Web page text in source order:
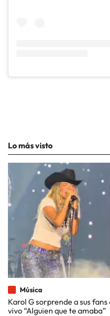
Lo más visto
Música
Karol G sorprende a sus
vivo “Alguien que te amaba”